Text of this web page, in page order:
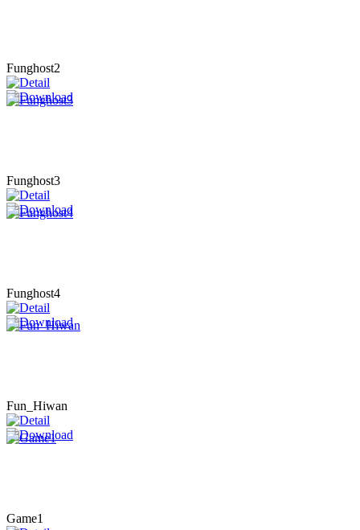
Funghost2
Funghost3
Funghost4
Fun_Hiwan
Game1